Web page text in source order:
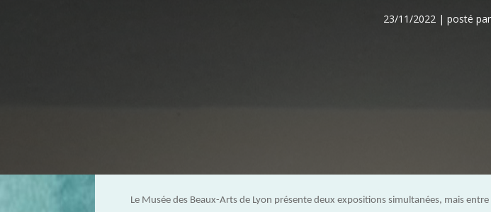
23/11/2022 | posté par
Le Musée des Beaux-Arts de Lyon présente deux expositions simultanées, mais entre